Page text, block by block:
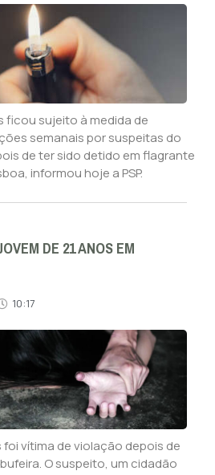
ficou sujeito à medida de
semanais por suspeitas do
de ter sido detido em flagrante
informou hoje a PSP.
DE 21 ANOS EM
10:17
foi vítima de violação depois de
O suspeito, um cidadão